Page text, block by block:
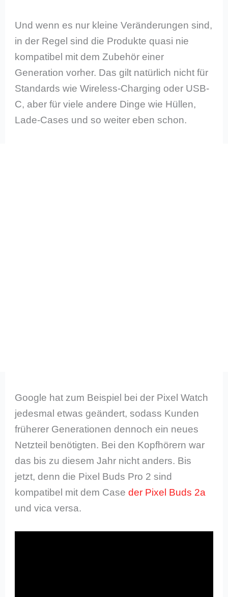
Und wenn es nur kleine Veränderungen sind,
in der Regel sind die Produkte quasi nie
kompatibel mit dem Zubehör einer
Generation vorher. Das gilt natürlich nicht für
Standards wie Wireless-Charging oder USB-
C, aber für viele andere Dinge wie Hüllen,
Lade-Cases und so weiter eben schon.
Google hat zum Beispiel bei der Pixel Watch
jedesmal etwas geändert, sodass Kunden
früherer Generationen dennoch ein neues
Netzteil benötigten. Bei den Kopfhörern war
das bis zu diesem Jahr nicht anders. Bis
jetzt, denn die Pixel Buds Pro 2 sind
kompatibel mit dem Caseder Pixel Buds 2a
und vica versa.